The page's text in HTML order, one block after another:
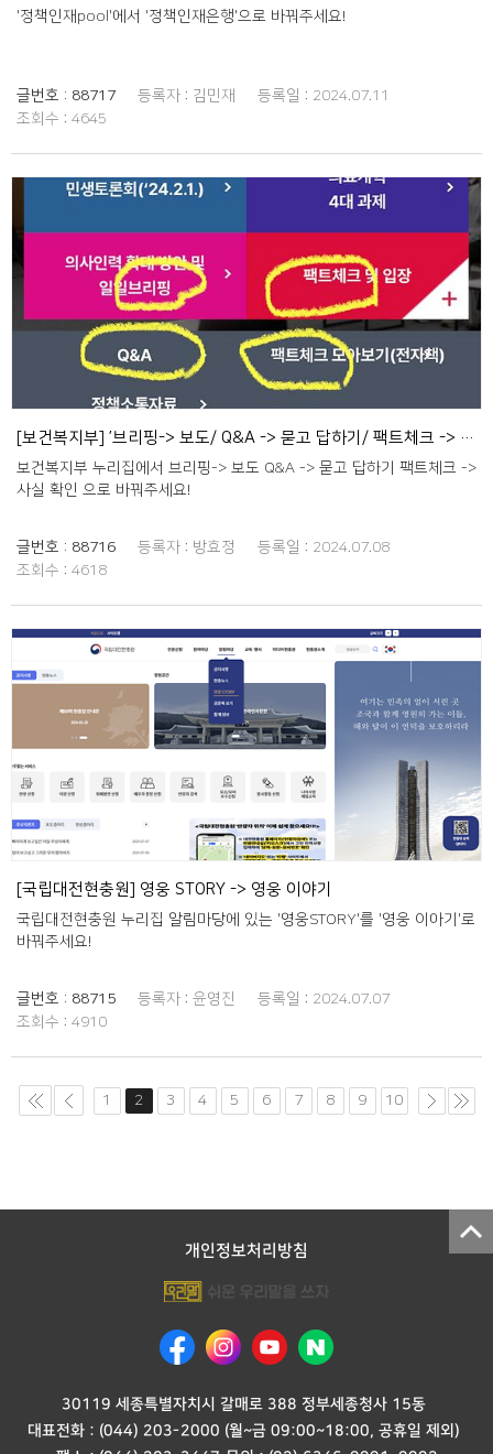
'정책인재pool'에서 '정책인재은행'으로 바꿔주세요!
글번호 : 88717 등록자 : 김민재 등록일 : 2024.07.11
조회수 : 4645
[보건복지부] ’브리핑-> 보도/ Q&A -> 묻고 답하기/ 팩트체크 -> 사실 확인‘으로 바꿔주세요!
보건복지부 누리집에서 브리핑-> 보도 Q&A -> 묻고 답하기 팩트체크 ->
사실 확인 으로 바꿔주세요!
글번호 : 88716 등록자 : 방효정 등록일 : 2024.07.08
조회수 : 4618
[국립대전현충원] 영웅 STORY -> 영웅 이야기
국립대전현충원 누리집 알림마당에 있는 '영웅STORY'를 '영웅 이아기'로
바꿔주세요!
글번호 : 88715 등록자 : 윤영진 등록일 : 2024.07.07
조회수 : 4910
1 2 3 4 5 6 7 8 9 10
개인정보처리방침
30119 세종특별자치시 갈매로 388 정부세종청사 15동
대표전화 : (044) 203-2000 (월~금 09:00~18:00, 공휴일 제외)